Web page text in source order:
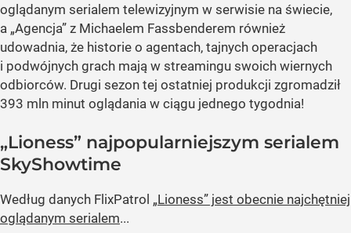
oglądanym serialem telewizyjnym w serwisie na świecie,
a „Agencja” z Michaelem Fassbenderem również
udowadnia, że historie o agentach, tajnych operacjach
i podwójnych grach mają w streamingu swoich wiernych
odbiorców. Drugi sezon tej ostatniej produkcji zgromadził
393 mln minut oglądania w ciągu jednego tygodnia!
„Lioness” najpopularniejszym serialem
SkyShowtime
Według danych FlixPatrol „Lioness” jest obecnie najchętniej
oglądanym serialem...